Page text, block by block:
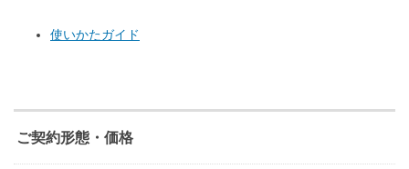
使いかたガイド
ご契約形態・価格